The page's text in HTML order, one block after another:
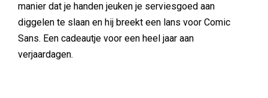
manier dat je handen jeuken je serviesgoed aan
diggelen te slaan en hij breekt een lans voor Comic
Sans. Een cadeautje voor een heel jaar aan
verjaardagen.